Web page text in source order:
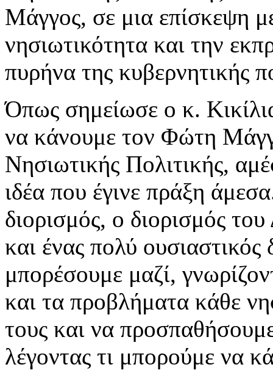
Μάγγος, σε μια επίσκεψη
νησιωτικότητα και την
πυρήνα της κυβερνητικής
Όπως σημείωσε ο κ.
να κάνουμε τον Φώτη
Νησιωτικής Πολιτικής,
ιδέα που έγινε πράξη
διορισμός, ο διορισμός
και ένας πολύ
μπορέσουμε μαζί,
και τα προβλήματα κάθε
τους και να
λέγοντας τι μπορούμε να